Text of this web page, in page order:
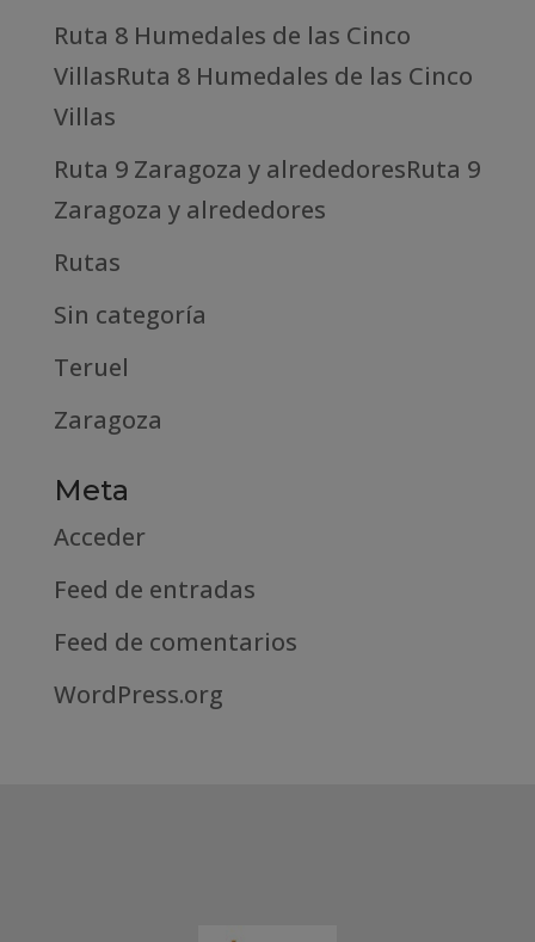
Ruta 8 Humedales de las Cinco
VillasRuta 8 Humedales de las Cinco
Villas
Ruta 9 Zaragoza y alrededoresRuta 9
Zaragoza y alrededores
Rutas
Sin categoría
Teruel
Zaragoza
Meta
Acceder
Feed de entradas
Feed de comentarios
WordPress.org